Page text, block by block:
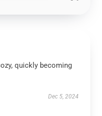
quickly becoming
Dec 5, 2024